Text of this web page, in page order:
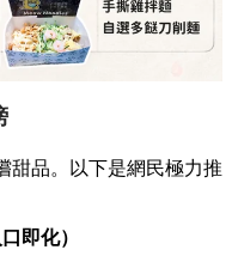
甜品。以下是網民極力推
即化）